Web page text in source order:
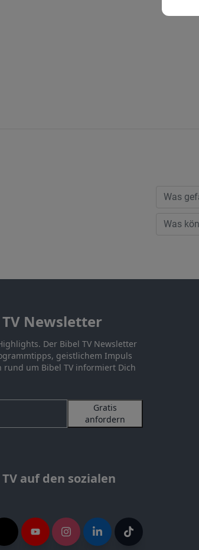
Newsletter
Der Bibel TV Newsletter
geistlichem Impuls
rund um Bibel TV informiert Dich
Gratis
anfordern
auf den sozialen